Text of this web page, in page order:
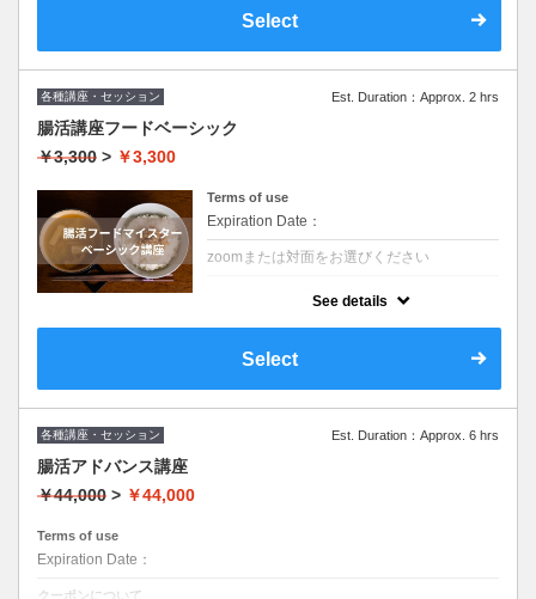
はこちら
す。キャンセルは出来る限りされないようお
願いいたします。キャンセルがある場合お早
度重なるキャンセルがある場合、土日祝日の
合がございます。ご協力をお願いいたしま
Select
各種講座・セッション Est. Duration：Approx. 2 hrs
腸活講座フードベーシック
￥3,300 > ￥3,300
Terms of use
Expiration Date：
zoomまたは対面をお選びください
See details
Select
各種講座・セッション Est. Duration：Approx. 6 hrs
腸活アドバンス講座
￥44,000 > ￥44,000
Terms of use
Expiration Date：
クーポンについて